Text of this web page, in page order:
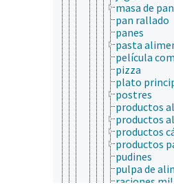
masa de
pan rallado
panes
pasta
película
pizza
plato
postres
productos
productos
productos
productos
pudines
pulpa de
raciones